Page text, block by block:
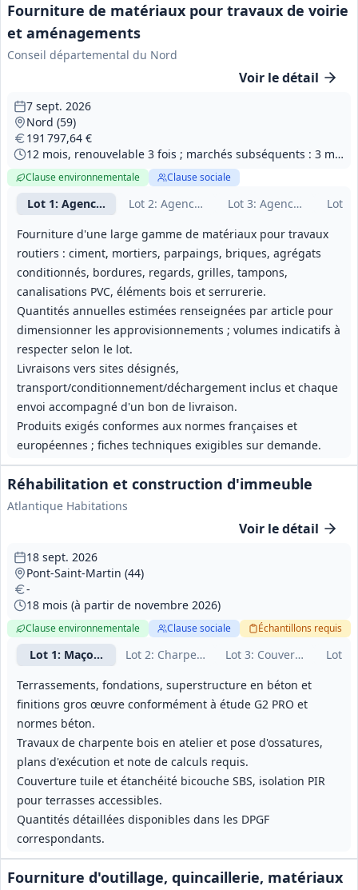
Fourniture de matériaux pour travaux de voirie
et aménagements
Conseil départemental du Nord
Voir le détail
Lot 1: Agence routière d'Avesnes
Lot 2: Agence routière de Pévèle-Hainaut
Lot 3: Agence du Lot
Fourniture d'une large gamme de matériaux pour travaux
routiers : ciment, mortiers, parpaings, briques, agrégats
conditionnés, bordures, regards, grilles, tampons,
canalisations PVC, éléments bois et serrurerie.
Quantités annuelles estimées renseignées par article pour
dimensionner les approvisionnements ; volumes indicatifs à
respecter selon le lot.
Livraisons vers sites désignés,
transport/conditionnement/déchargement inclus et chaque
envoi accompagné d'un bon de livraison.
Produits exigés conformes aux normes françaises et
européennes ; fiches techniques exigibles sur demande.
7 sept. 2026
Nord (59)
191 797,64 €
12 mois, renouvelable 3 fois ; marchés subséquents : 3 mois
Clause environnementale Clause sociale
Réhabilitation et construction d'immeuble
Atlantique Habitations
Voir le détail
Lot 1: Maçonnerie - Gros Œuvre
Lot 2: Charpente bois
Lot 3: Couverture -Lot
Terrassements, fondations, superstructure en béton et
finitions gros œuvre conformément à étude G2 PRO et
normes béton.
Travaux de charpente bois en atelier et pose d'ossatures,
plans d'exécution et note de calculs requis.
Couverture tuile et étanchéité bicouche SBS, isolation PIR
pour terrasses accessibles.
Quantités détaillées disponibles dans les DPGF
correspondants.
18 sept. 2026
Pont-Saint-Martin (44)
-
18 mois (à partir de novembre 2026)
Clause environnementale Clause sociale Échantillons requis
Fourniture d'outillage, quincaillerie, matériaux